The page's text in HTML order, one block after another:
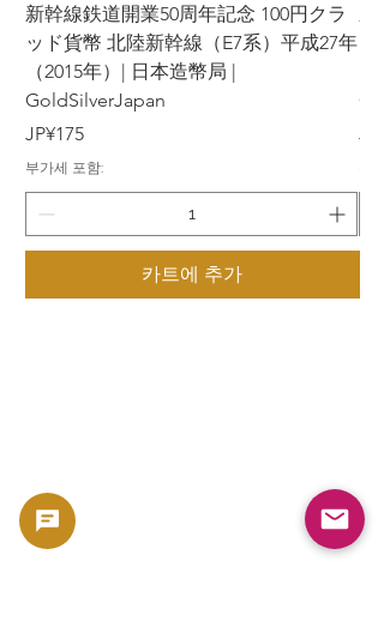
新幹線鉄道開業50周年記念 100円クラ
ッド貨幣 北陸新幹線（E7系）平成27年
（2015年）| 日本造幣局 |
GoldSilverJapan
가격
JP¥175
부가세 포함:
카트에 추가